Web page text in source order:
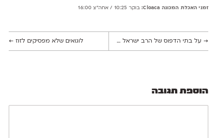
זמני האכלת המכונה Cloaca: בוקר 10:25 / אחה"צ 16:00
→על בתי הדפוס של הרב ישראל ב"ק לוגואים שלא מפסיקים לזוז←
הוספת תגובה